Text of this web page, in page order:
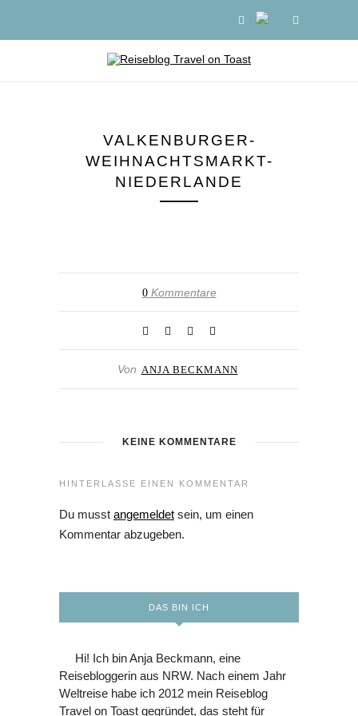
VALKENBURGER-
WEIHNACHTSMARKT-
NIEDERLANDE
0Kommentare
Von ANJA BECKMANN
KEINE KOMMENTARE
HINTERLASSE EINEN KOMMENTAR
Du musst angemeldet sein, um einen
Kommentar abzugeben.
DAS BIN ICH
Hi! Ich bin Anja Beckmann, eine
Reisebloggerin aus NRW. Nach einem Jahr
Weltreise habe ich 2012 mein Reiseblog
Travel on Toast gegründet, das steht für